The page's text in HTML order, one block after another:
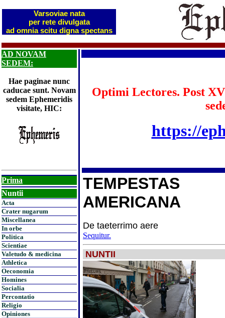
Varsoviae nata
per rete divulgata
ad omnia scitu digna spectans
AD NOVAM
SEDEM:
Hae paginae nunc
caducae sunt. Novam
sedem Ephemeridis
visitate, HIC:
Prima
Nuntii
Acta
Crater nugarum
Miscellanea
In orbe
Politica
Scientiae
Valetudo & medicina
Athletica
Oeconomia
Homines
Socialia
Percontatio
Religio
Opiniones
Optimi Lectores. Post
https://
TEMPESTAS
AMERICANA
De taeterrimo aere
Sequitur.
NUNTII